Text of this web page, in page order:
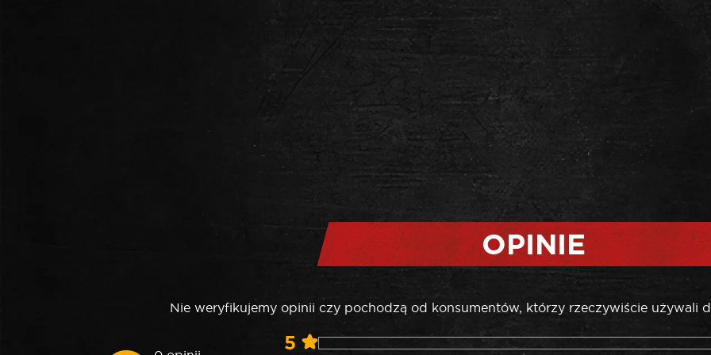
OPINIE
Nie weryfikujemy opinii czy pochodzą od konsumentów, którzy rzeczywiście używali
5